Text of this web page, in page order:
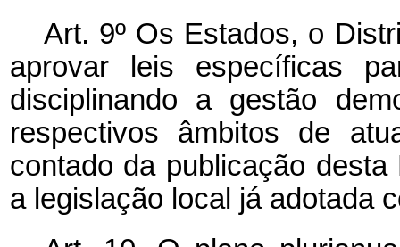
Art. 9º Os Estados, o
aprovar leis específicas
disciplinando a gestão
respectivos âmbitos de
contado da publicação
a legislação local já adotada